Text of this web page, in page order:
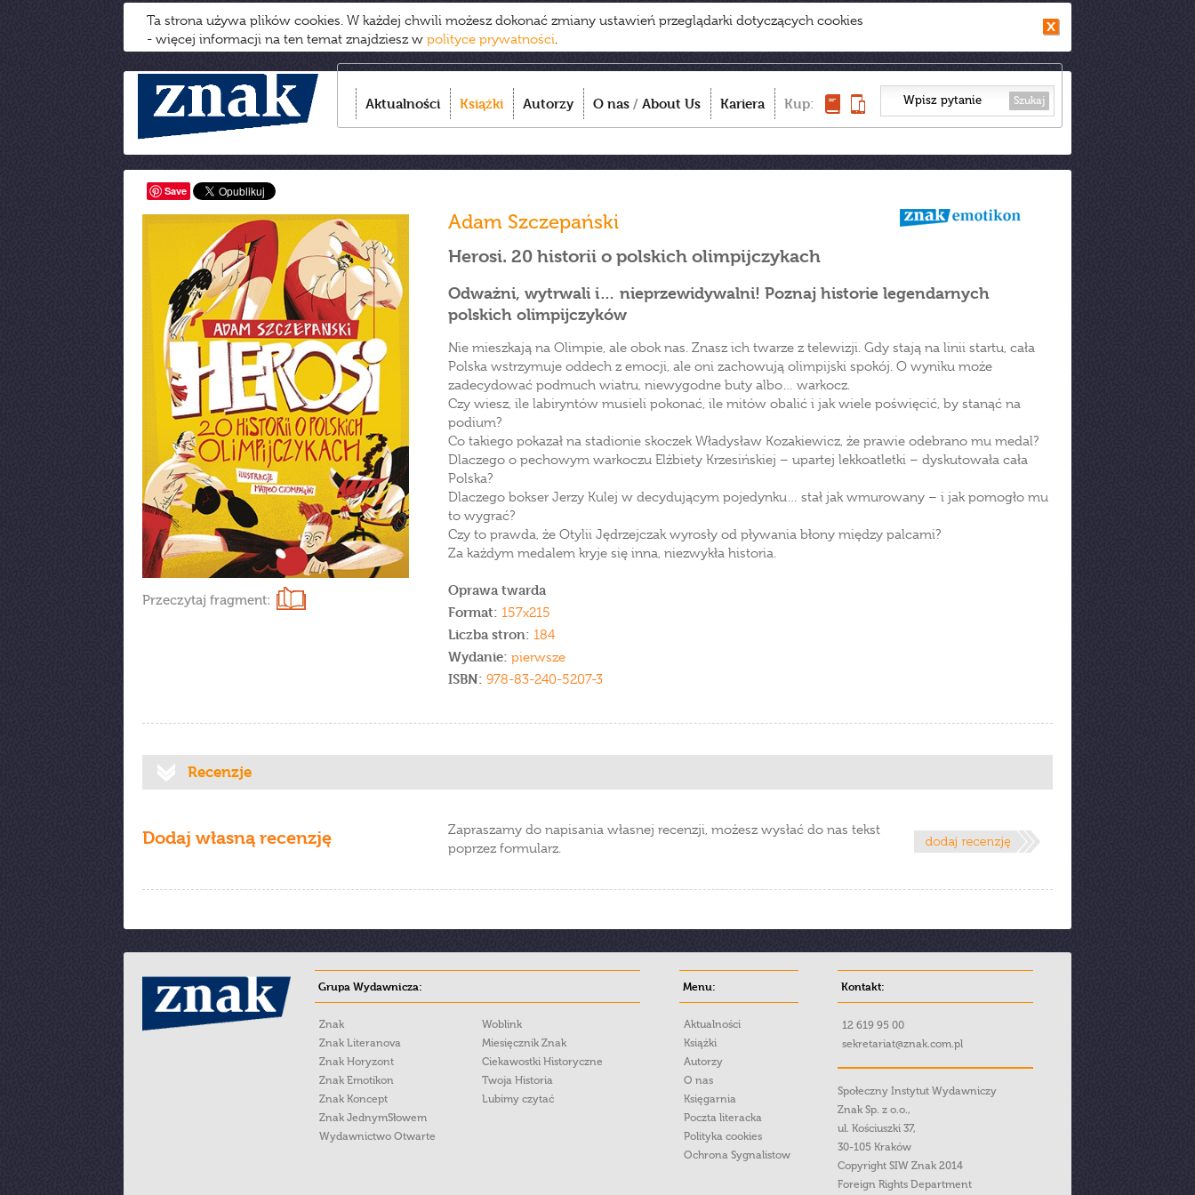
Ta strona używa plików cookies. W każdej chwili możesz dokonać zmiany ustawień przeglądarki dotyczących cookies
- więcej informacji na ten temat znajdziesz w polityce prywatności.
Aktualności Książki Autorzy O nas / About Us Kariera Kup: Szukaj
Save
Przeczytaj fragment:
Adam Szczepański
Herosi. 20 historii o polskich olimpijczykach
Odważni, wytrwali i… nieprzewidywalni! Poznaj historie legendarnych
polskich olimpijczyków
Nie mieszkają na Olimpie, ale obok nas. Znasz ich twarze z telewizji. Gdy stają na linii startu, cała
Polska wstrzymuje oddech z emocji, ale oni zachowują olimpijski spokój. O wyniku może
zadecydować podmuch wiatru, niewygodne buty albo… warkocz.
Czy wiesz, ile labiryntów musieli pokonać, ile mitów obalić i jak wiele poświęcić, by stanąć na
podium?
Co takiego pokazał na stadionie skoczek Władysław Kozakiewicz, że prawie odebrano mu medal?
Dlaczego o pechowym warkoczu Elżbiety Krzesińskiej – upartej lekkoatletki – dyskutowała cała
Polska?
Dlaczego bokser Jerzy Kulej w decydującym pojedynku… stał jak wmurowany – i jak pomogło mu
to wygrać?
Czy to prawda, że Otylii Jędrzejczak wyrosły od pływania błony między palcami?
Za każdym medalem kryje się inna, niezwykła historia.
Oprawa twarda
Format: 157x215
Liczba stron: 184
Wydanie: pierwsze
ISBN: 978-83-240-5207-3
Recenzje
Dodaj własną recenzję
Zapraszamy do napisania własnej recenzji, możesz wysłać do nas tekst
poprzez formularz.
Grupa Wydawnicza:
Znak
Znak Literanova
Znak Horyzont
Znak Emotikon
Znak Koncept
Znak JednymSłowem
Wydawnictwo Otwarte
Woblink
Miesięcznik Znak
Ciekawostki Historyczne
Twoja Historia
Lubimy czytać
Menu:
Aktualności
Książki
Autorzy
O nas
Księgarnia
Poczta literacka
Polityka cookies
Ochrona Sygnalistow
Kontakt:
12 619 95 00
sekretariat@znak.com.pl
Społeczny Instytut Wydawniczy
Znak Sp. z o.o.,
ul. Kościuszki 37,
30-105 Kraków
Copyright SIW Znak 2014
Foreign Rights Department